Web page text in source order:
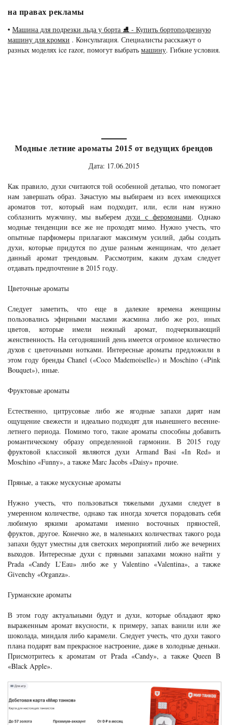
на правах рекламы
• Машина для подрезки льда у борта ⛸️ - Купить бортоподрезную
машину для кромки . Консультация. Специалисты расскажут о
разных моделях ice razor, помогут выбрать машину. Гибкие условия.
Модные летние ароматы 2015 от ведущих брендов
Дата: 17.06.2015
Как правило, духи считаются той особенной деталью, что помогает
нам завершать образ. Зачастую мы выбираем из всех имеющихся
ароматов тот, который нам подходит, или, если нам нужно
соблазнить мужчину, мы выберем духи с феромонами. Однако
модные тенденции все же не проходят мимо. Нужно учесть, что
опытные парфюмеры прилагают максимум усилий, дабы создать
духи, которые придутся по душе разным женщинам, что делает
данный аромат трендовым. Рассмотрим, каким духам следует
отдавать предпочтение в 2015 году.
Цветочные ароматы
Следует заметить, что еще в далекие времена женщины
пользовались эфирными маслами жасмина либо же роз, иных
цветов, которые имели нежный аромат, подчеркивающий
женственность. На сегодняшний день имеется огромное количество
духов с цветочными нотками. Интересные ароматы предложили в
этом году бренды Chanel («Coco Mademoiselle») и Moschino («Pink
Bouquet»), иные.
Фруктовые ароматы
Естественно, цитрусовые либо же ягодные запахи дарят нам
ощущение свежести и идеально подходят для нынешнего весенне-
летнего периода. Помимо того, такие ароматы способны добавить
романтическому образу определенной гармонии. В 2015 году
фруктовой классикой являются духи Armand Basi «In Red» и
Moschino «Funny», а также Marc Jacobs «Daisy» прочие.
Пряные, а также мускусные ароматы
Нужно учесть, что пользоваться тяжелыми духами следует в
умеренном количестве, однако так иногда хочется порадовать себя
любимую яркими ароматами именно восточных пряностей,
фруктов, другое. Конечно же, в маленьких количествах такого рода
запахи будут уместны для светских мероприятий либо же вечерних
выходов. Интересные духи с пряными запахами можно найти у
Prada «Candy L’Eau» либо же у Valentino «Valentina», а также
Givenchy «Organza».
Гурманские ароматы
В этом году актуальными будут и духи, которые обладают ярко
выраженным аромат вкусности, к примеру, запах ванили или же
шоколада, миндаля либо карамели. Следует учесть, что духи такого
плана подарят вам прекрасное настроение, даже в холодные деньки.
Присмотритесь к ароматам от Prada «Candy», а также Queen B
«Black Apple».